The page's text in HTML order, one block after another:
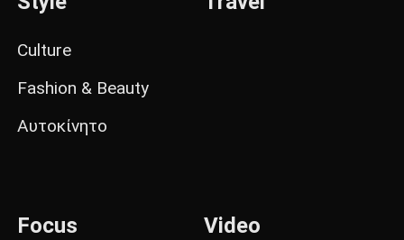
Culture
Fashion & Beauty
Αυτοκίνητο
Focus Video